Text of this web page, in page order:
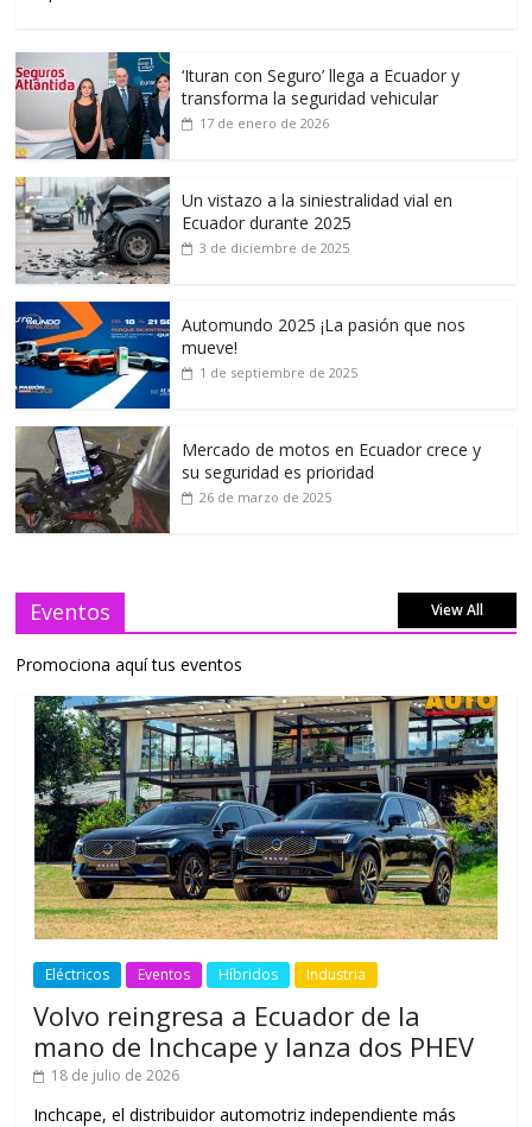
‘Ituran con Seguro’ llega a Ecuador y
transforma la seguridad vehicular
17 de enero de 2026
Un vistazo a la siniestralidad vial en
Ecuador durante 2025
3 de diciembre de 2025
Automundo 2025 ¡La pasión que nos
mueve!
1 de septiembre de 2025
Mercado de motos en Ecuador crece y
su seguridad es prioridad
26 de marzo de 2025
Eventos View All
Promociona aquí tus eventos
Eléctricos Eventos Híbridos Industria
Volvo reingresa a Ecuador de la
mano de Inchcape y lanza dos PHEV
18 de julio de 2026
Inchcape, el distribuidor automotriz independiente más